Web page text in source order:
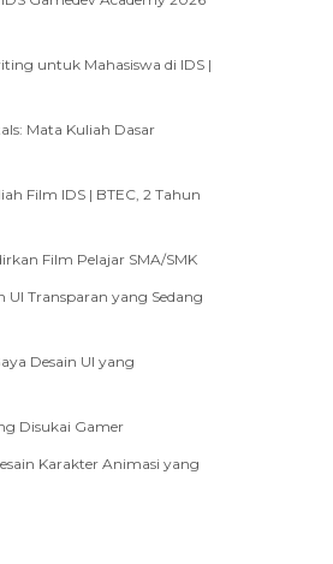
untuk Mahasiswa di IDS |
Mata Kuliah Dasar
Film IDS | BTEC, 2 Tahun
Film Pelajar SMA/SMK
UI Transparan yang Sedang
Desain UI yang
Disukai Gamer
Karakter Animasi yang